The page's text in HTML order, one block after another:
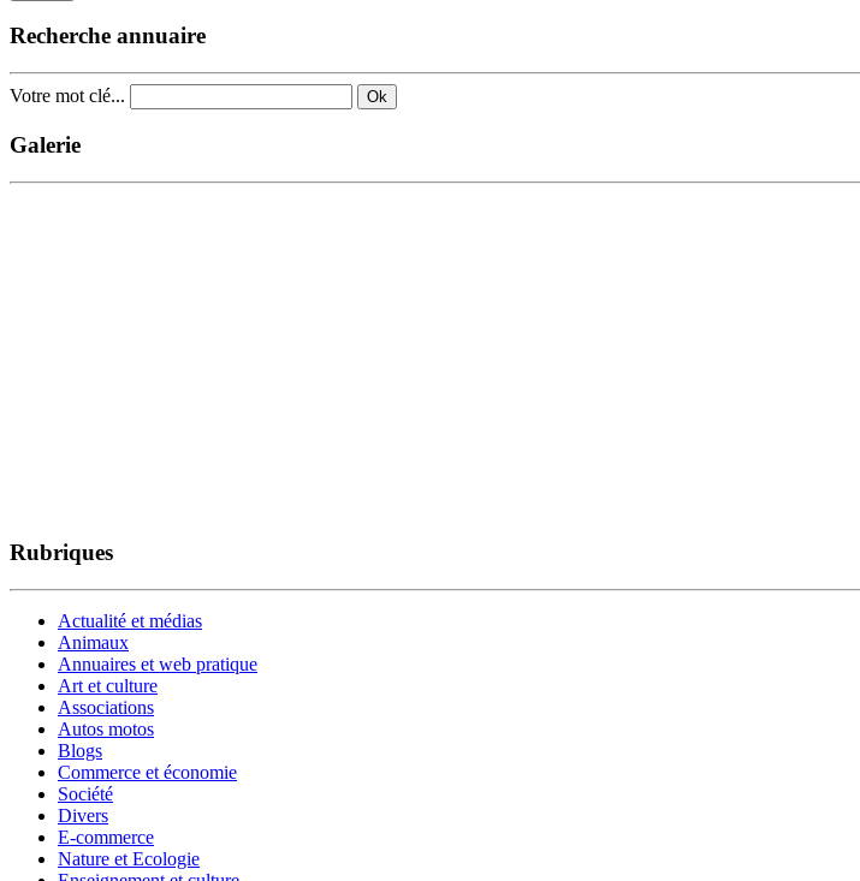
Recherche annuaire
Votre mot clé... Ok
Galerie
Rubriques
Actualité et médias
Animaux
Annuaires et web pratique
Art et culture
Associations
Autos motos
Blogs
Commerce et économie
Société
Divers
E-commerce
Nature et Ecologie